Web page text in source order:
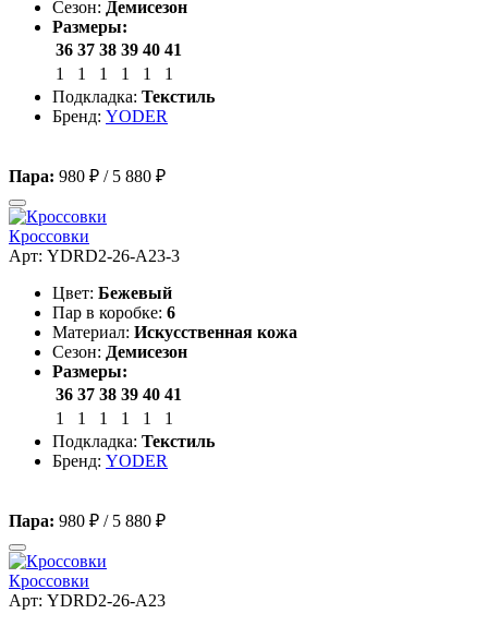
Сезон: Демисезон
Размеры:
36 37 38 39 40 41
1
1 1 1 1
1
Подкладка: Текстиль
Бренд: YODER
Пара: 980 ₽ / 5 880 ₽
Кроссовки
Арт: YDRD2-26-A23-3
Цвет: Бежевый
Пар в коробке: 6
Материал: Искусственная кожа
Сезон: Демисезон
Размеры:
36 37 38 39 40 41
1
1 1 1 1
1
Подкладка: Текстиль
Бренд: YODER
Пара: 980 ₽ / 5 880 ₽
Кроссовки
Арт: YDRD2-26-A23